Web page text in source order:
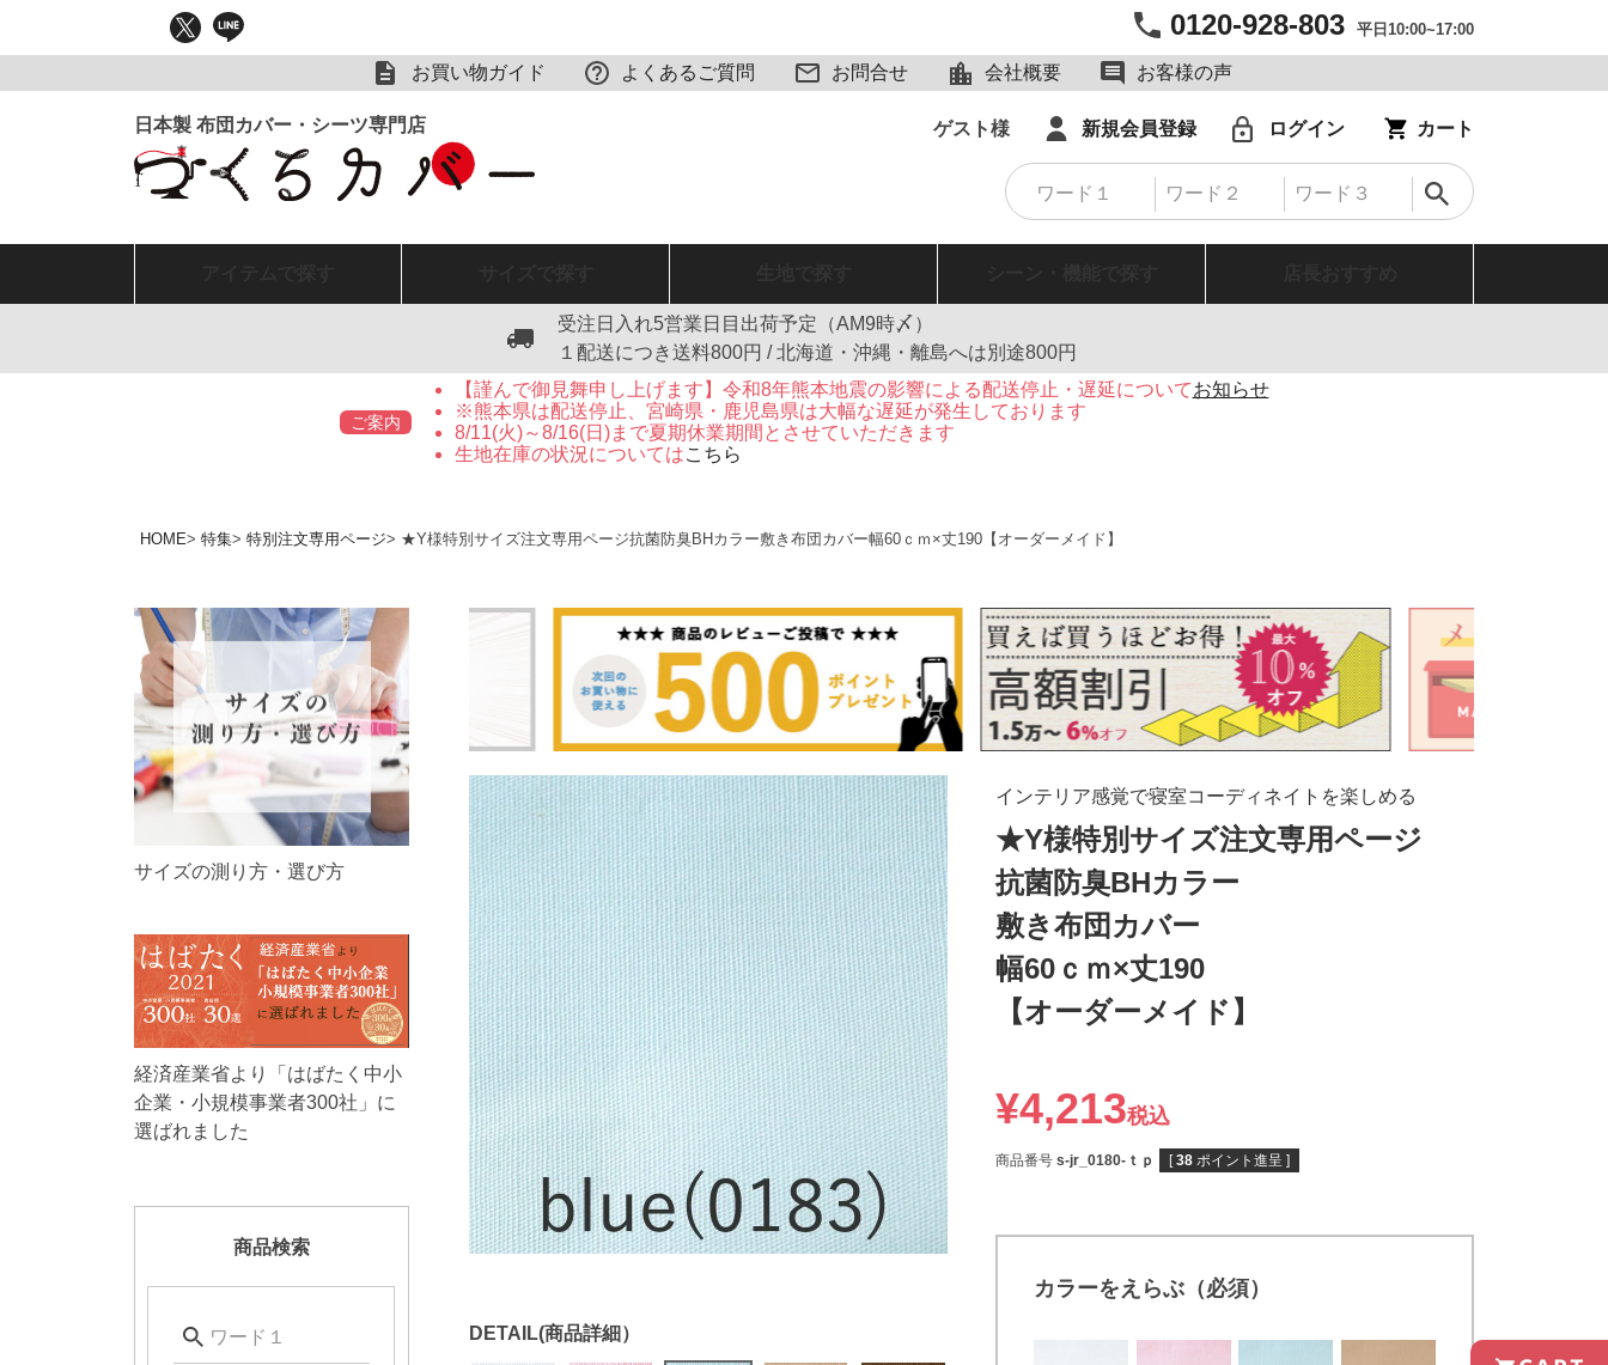
0120-928-803 平日10:00~17:00
お買い物ガイド よくあるご質問 お問合せ 会社概要 お客様の声
ゲスト様 新規会員登録 ログイン カート
受注日入れ5営業日目出荷予定（AM9時〆）
１配送につき送料800円 / 北海道・沖縄・離島へは別途800円
ご案内
【謹んで御見舞申し上げます】令和8年熊本地震の影響による配送停止・遅延についてお知らせ
※熊本県は配送停止、宮崎県・鹿児島県は大幅な遅延が発生しております
8/11(火)～8/16(日)まで夏期休業期間とさせていただきます
生地在庫の状況についてはこちら
HOME 特集 特別注文専用ページ ★Y様特別サイズ注文専用ページ抗菌防臭BHカラー敷き布団カバー幅60ｃｍ×丈190【オーダーメイド】
サイズの測り方・選び方
経済産業省より「はばたく中小
企業・小規模事業者300社」に
選ばれました
商品検索
インテリア感覚で寝室コーディネイトを楽しめる
★Y様特別サイズ注文専用ページ
抗菌防臭BHカラー
敷き布団カバー
幅60ｃｍ×丈190
【オーダーメイド】
¥4,213税込
商品番号 s-jr_0180-ｔｐ [ 38 ポイント進呈 ]
カラーをえらぶ（必須）